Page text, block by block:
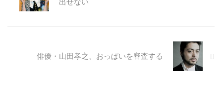
出せない
俳優・山田孝之、おっぱいを審査する